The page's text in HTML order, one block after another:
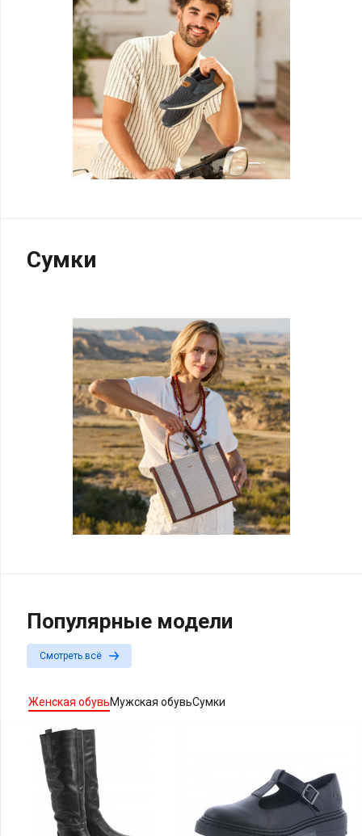
Сумки
Популярные модели
Смотреть всё
Женская обувьМужская обувьСумки